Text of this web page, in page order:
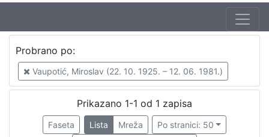
Jezik
hrvatski
Probrano po:
Vaupotić, Miroslav (22. 10. 1925. – 12. 06. 1981.)
Prikazano 1-1 od 1 zapisa
Faseta Lista Mreža
Po stranici: 50